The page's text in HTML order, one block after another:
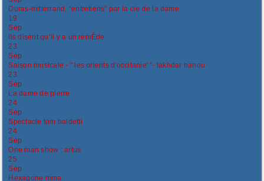
Duras-mitterrand, “entretiens” par la cie de la dame
19
Sep
Ils disent qu’il y a un remÈde
23
Sep
Saison musicale - " les orients d'occitanie' "- lakhdar hanou
23
Sep
La dame de pierre
24
Sep
Spectacle tom baldetti
24
Sep
One man show : artus
25
Sep
Hexagone mma